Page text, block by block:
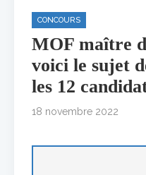
CONCOURS
MOF maître
voici le sujet
les 12
18 novembre 2022